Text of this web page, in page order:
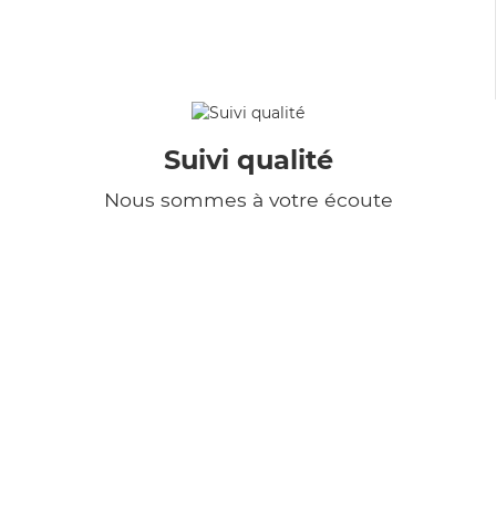
Suivi qualité
Nous sommes à votre écoute